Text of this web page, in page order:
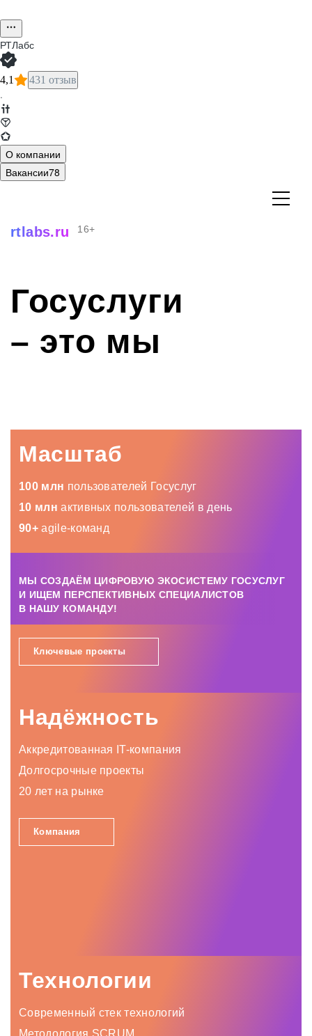
РТЛабс
4,1 431 отзыв
·
О компании
Вакансии78
Технологии
Забота о сотрудниках
rtlabs.ru 16+
Госуслуги
– это мы
Масштаб
100 млн пользователей Госуслуг
10 млн активных пользователей в день
90+agile-команд
МЫ СОЗДАЁМ ЦИФРОВУЮ ЭКОСИСТЕМУ ГОСУСЛУГ
И ИЩЕМ ПЕРСПЕКТИВНЫХ СПЕЦИАЛИСТОВ
В НАШУ КОМАНДУ!
Ключевые проекты
Надёжность
Аккредитованная IT-компания
Долгосрочные проекты
20 лет на рынке
Компания
Технологии
Современный стек технологий